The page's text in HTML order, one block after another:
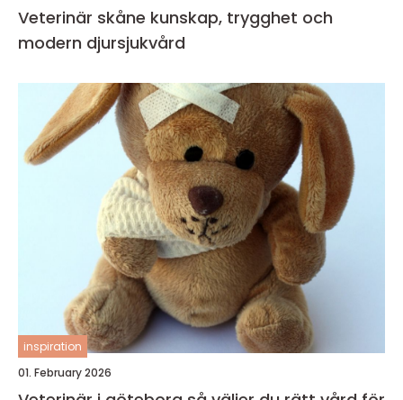
Veterinär skåne kunskap, trygghet och
modern djursjukvård
inspiration
01. February 2026